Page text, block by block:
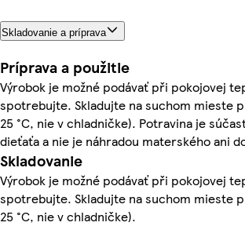
Skladovanie a príprava
Príprava a použitie
Výrobok je možné podávať při pokojovej
spotrebujte. Skladujte na suchom mieste
25 °C, nie v chladničke). Potravina je
dieťaťa a nie je náhradou materského ani
Skladovanie
Výrobok je možné podávať při pokojovej
spotrebujte. Skladujte na suchom mieste
25 °C, nie v chladničke).